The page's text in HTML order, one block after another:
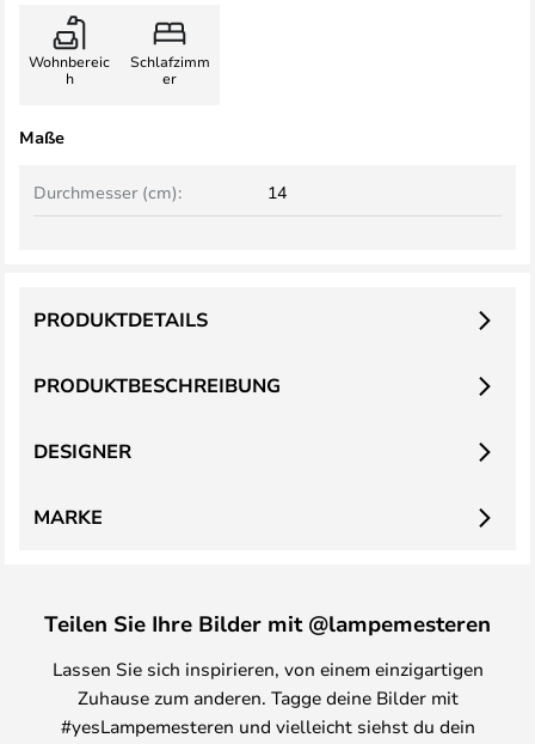
Wohnbereic
h
Schlafzimm
er
Maße
Durchmesser (cm): 14
PRODUKTBESCHREIBUNG
PRODUKTDETAILS
DESIGNER
MARKE
Teilen Sie Ihre Bilder mit @lampemesteren
Lassen Sie sich inspirieren, von einem einzigartigen
Zuhause zum anderen. Tagge deine Bilder mit
#yesLampemesteren und vielleicht siehst du dein